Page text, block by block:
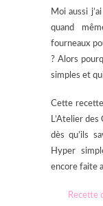
Moi aussi
quand
fourneaux
? Alors
simples et
Cette
L’Atelier
dès qu’ils
Hyper
encore faite
Recette